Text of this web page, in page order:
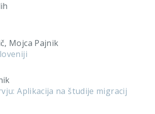
Mojca Pajnik
Aplikacija na študije migracij